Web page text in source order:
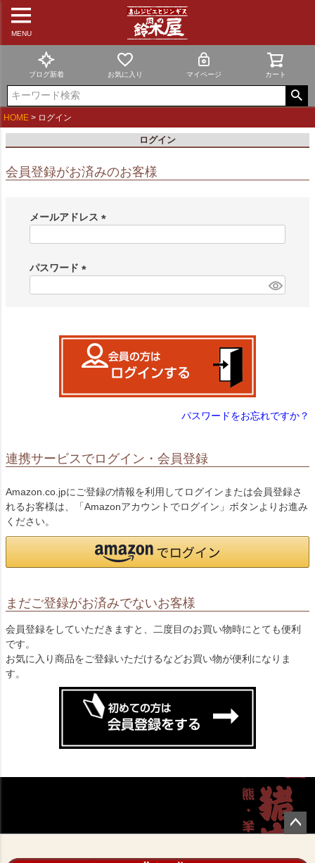
MENU
ブログ新着 お気に入り マイページ カート
HOME ログイン
ログイン
会員登録がお済みのお客様
メールアドレス
)
パスワード
パスワードをお忘れですか？
連携サービスでログイン・会員登録
Amazon.co.jpにご登録の情報を利用してログインまたは会員登録さ
れるお客様は、「Amazonアカウントでログイン」ボタンよりお進み
ください。
まだご登録がお済みでないお客様
会員登録をしていただきますと、二度目のお買い物時にとても便利
です。
お気に入り商品をご登録いただけるなどお買い物が便利になりま
す。
ジト